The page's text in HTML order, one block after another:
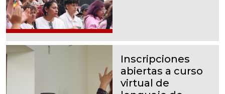
Inscripciones
abiertas a curso
virtual de